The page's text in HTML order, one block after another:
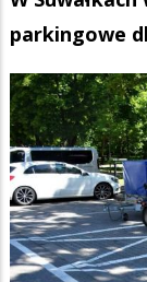
parkingowe